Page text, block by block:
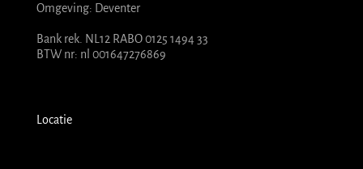
Omgeving: Deventer
Bank rek. NL12 RABO 0125 1494 33
BTW nr: nl 001647276869
Locatie